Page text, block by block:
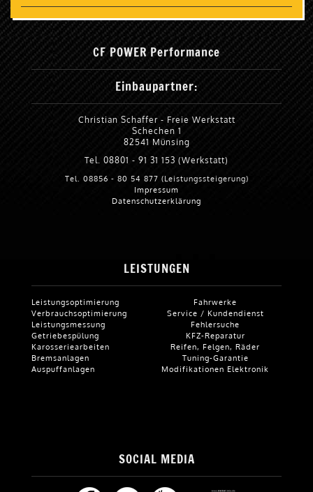
CF POWER Performance
Einbaupartner:
Christian Schaffer - Freie Werkstatt
Schechen 1
82541 Münsing
Tel. 08801 - 91 31 153 (Werkstatt)
Tel. 08856 - 80 54 877 (Leistungssteigerung)
Impressum
Datenschutzerklärung
LEISTUNGEN
Leistungsoptimierung
Verbrauchsoptimierung
Leistungsmessung
Getriebespülung
Karosseriearbeiten
Bremsanlagen
Auspuffanlagen
Fahrwerke
Service / Kundendienst
Fehlersuche
KFZ-Reparatur
Reifen, Felgen, Räder
Tuning-Garantie
Modifikationen Elektronik
SOCIAL MEDIA